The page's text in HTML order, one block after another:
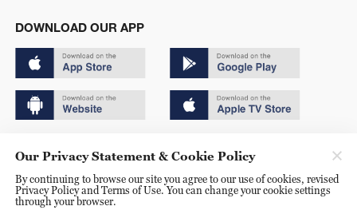
DOWNLOAD OUR APP
京ICP备20000184号
京公网安备 11010502050052号
Our Privacy Statement & Cookie Policy
By continuing to browse our site you agree to our use of cookies, revised
Privacy Policy and Terms of Use. You can change your cookie settings
through your browser.